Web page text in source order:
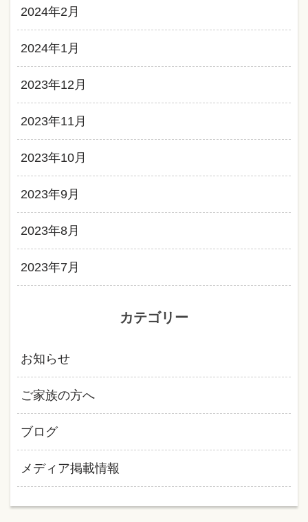
2024年2月
2024年1月
2023年12月
2023年11月
2023年10月
2023年9月
2023年8月
2023年7月
カテゴリー
お知らせ
ご家族の方へ
ブログ
メディア掲載情報